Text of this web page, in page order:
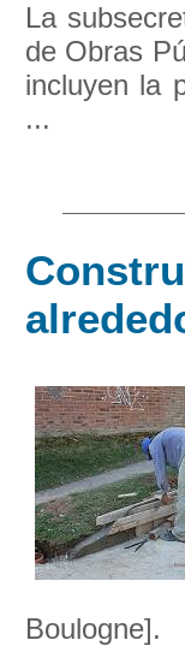
La
de Obras
incluyen la
...
Boulogne].